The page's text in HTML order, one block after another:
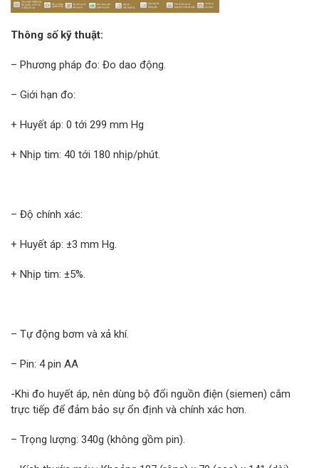
Thông số kỹ thuật:
– Phương pháp đo: Đo dao động.
– Giới hạn đo:
+ Huyết áp: 0 tới 299 mm Hg
+ Nhịp tim: 40 tới 180 nhịp/phút.
– Độ chính xác:
+ Huyết áp: ±3 mm Hg.
+ Nhịp tim: ±5%.
– Tự động bơm và xả khí.
– Pin: 4 pin AA
-Khi đo huyết áp, nên dùng bộ đổi nguồn điện (siemen) cắm
trực tiếp để đảm bảo sự ổn định và chính xác hơn.
– Trọng lượng: 340g (không gồm pin).